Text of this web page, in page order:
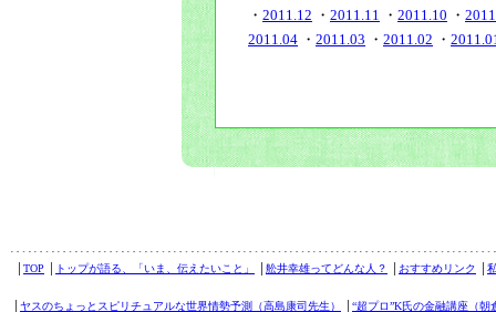
・ 2011.12 ・ 2011.11 ・ 2011.10 ・
2011.04 ・ 2011.03 ・ 2011.02 ・
TOP トップが語る、「いま、伝えたいこと」 舩井幸雄ってどんな人？ おすすめリンク
ヤスのちょっとスピリチュアルな世界情勢予測（高島康司先生） “超プロ”K氏の金融講座（朝